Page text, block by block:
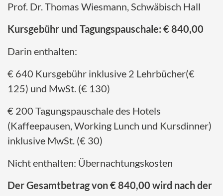
Prof. Dr. Thomas Wiesmann, Schwäbisch Hall
Kursgebühr und Tagungspauschale: € 840,00
Darin enthalten:
€ 640 Kursgebühr inklusive 2 Lehrbücher(€
125) und MwSt. (€ 130)
€ 200 Tagungspauschale des Hotels
(Kaffeepausen, Working Lunch und Kursdinner)
inklusive MwSt. (€ 30)
Nicht enthalten: Übernachtungskosten
Der Gesamtbetrag von € 840,00 wird nach der